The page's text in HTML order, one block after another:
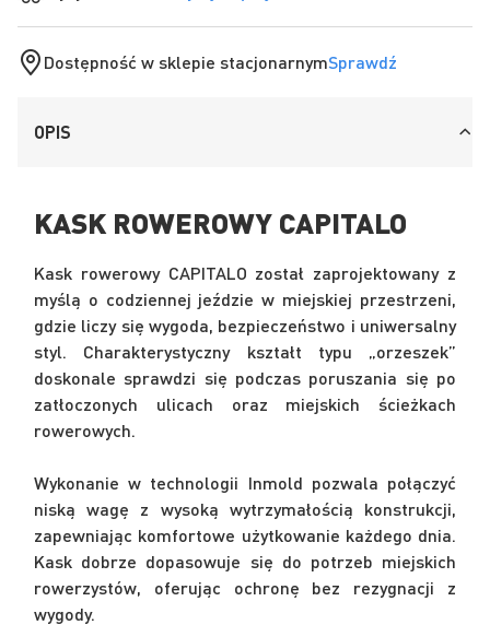
Dostępność w sklepie stacjonarnymSprawdź
OPIS
KASK ROWEROWY CAPITALO
Kask rowerowy CAPITALO został zaprojektowany z
myślą o codziennej jeździe w miejskiej przestrzeni,
gdzie liczy się wygoda, bezpieczeństwo i uniwersalny
styl. Charakterystyczny kształt typu „orzeszek”
doskonale sprawdzi się podczas poruszania się po
zatłoczonych ulicach oraz miejskich ścieżkach
rowerowych.
Wykonanie w technologii Inmold pozwala połączyć
niską wagę z wysoką wytrzymałością konstrukcji,
zapewniając komfortowe użytkowanie każdego dnia.
Kask dobrze dopasowuje się do potrzeb miejskich
rowerzystów, oferując ochronę bez rezygnacji z
wygody.